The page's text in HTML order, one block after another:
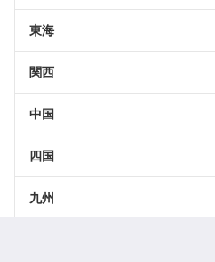
東海
関西
中国
四国
九州